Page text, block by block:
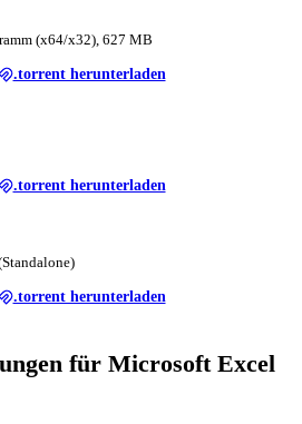
(x64/x32), 627 MB
.torrent herunterladen
.torrent herunterladen
.torrent herunterladen
für Microsoft Excel